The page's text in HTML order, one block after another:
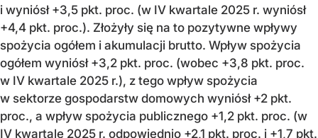
i wyniósł +3,5 pkt. proc. (w IV kwartale 2025 r. wyniósł
+4,4 pkt. proc.). Złożyły się na to pozytywne wpływy
spożycia ogółem i akumulacji brutto. Wpływ spożycia
ogółem wyniósł +3,2 pkt. proc. (wobec +3,8 pkt. proc.
w IV kwartale 2025 r.), z tego wpływ spożycia
w sektorze gospodarstw domowych wyniósł +2 pkt.
proc., a wpływ spożycia publicznego +1,2 pkt. proc. (w
IV kwartale 2025 r. odpowiednio +2,1 pkt. proc. i +1,7 pkt.